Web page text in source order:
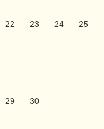
22 23 24 25
29 30